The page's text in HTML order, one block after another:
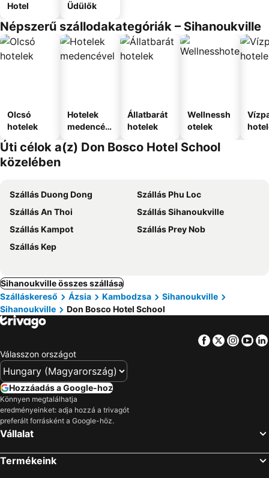
Hotel Üdülők
Népszerű szállodakategóriák – Sihanoukville
Olcsó
hotelek
Hotelek
medencév
Állatbarát
hotelek
Wellnessh
otelek
Úti célok a(z) Don Bosco Hotel School
közelében
Szállás Duong Dong
Szállás Phu Loc
Szállás An Thoi
Szállás Sihanoukville
Szállás Kampot
Szállás Prey Nob
Szállás Kep
Sihanoukville összes szállása
Szálláskereső
Ázsia Kambodzsa
Sihanoukville
Sihanoukville
Don Bosco Hotel School
Facebook
Twitter
Válasszon országot
Hozzáadás a Google-hoz
Könnyen megtalálhatja
eredményeinket: adja hozzá a trivagót
preferált forrásként a Google-höz.
Vállalat
Termékeink